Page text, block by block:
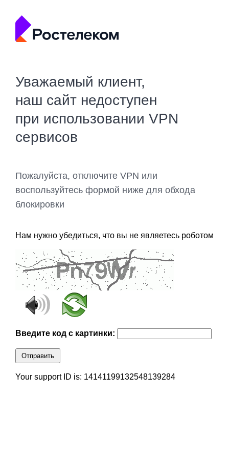
Уважаемый клиент,
наш сайт недоступен
при использовании VPN
сервисов
Пожалуйста, отключите VPN или
воспользуйтесь формой ниже для обхода
блокировки
Нам нужно убедиться, что вы не являетесь роботом
Введите код с картинки:
Отправить
Your support ID is: 14141199132548139284